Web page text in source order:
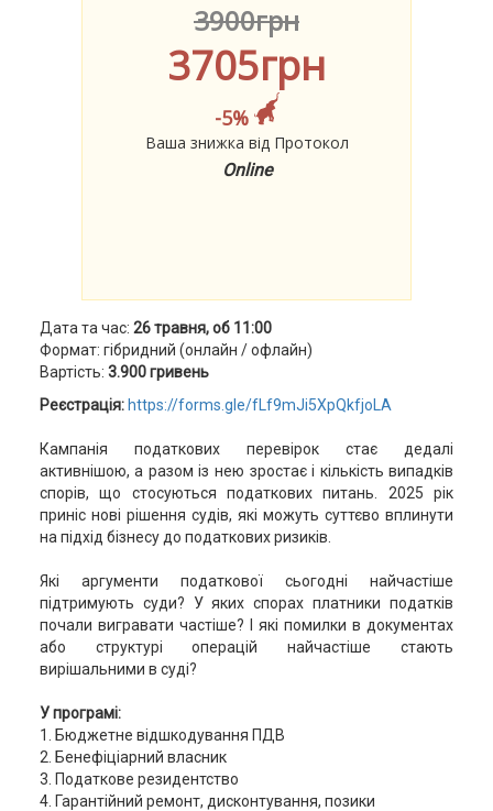
3900грн
3705грн
-5%
Ваша знижка від Протокол
Online
Дата та час: 26 травня, об 11:00
Формат: гібридний (онлайн / офлайн)
Вартість: 3.900 гривень
Реєстрація: https://forms.gle/fLf9mJi5XpQkfjoLA
Кампанія податкових перевірок стає дедалі
активнішою, а разом із нею зростає і кількість випадків
спорів, що стосуються податкових питань. 2025 рік
приніс нові рішення судів, які можуть суттєво вплинути
на підхід бізнесу до податкових ризиків.
Які аргументи податкової сьогодні найчастіше
підтримують суди? У яких спорах платники податків
почали вигравати частіше? І які помилки в документах
або структурі операцій найчастіше стають
вирішальними в суді?
У програмі:
1. Бюджетне відшкодування ПДВ
2. Бенефіціарний власник
3. Податкове резидентство
4. Гарантійний ремонт, дисконтування, позики